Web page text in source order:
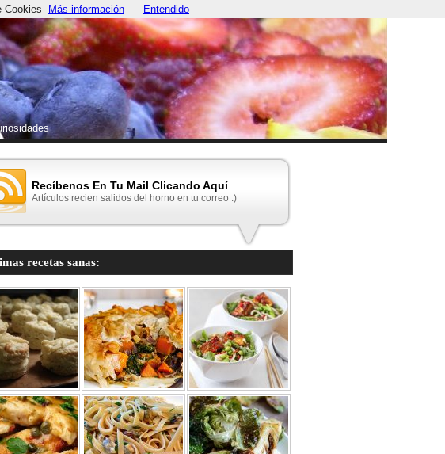
Recíbenos En Tu Mail Clicando Aquí
Artículos recien salidos del horno en tu correo :)
recetas sanas:
Cookies Más información Entendido